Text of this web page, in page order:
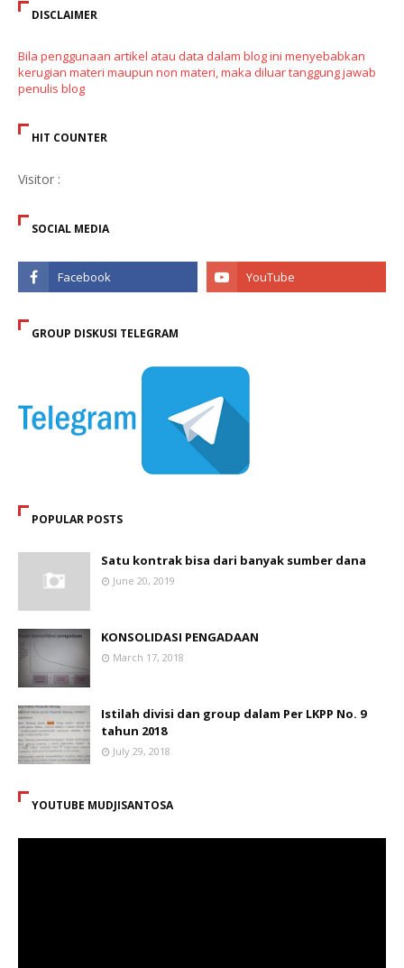
DISCLAIMER
Bila penggunaan artikel atau data dalam blog ini menyebabkan
kerugian materi maupun non materi, maka diluar tanggung jawab
penulis blog
HIT COUNTER
Visitor :
SOCIAL MEDIA
GROUP DISKUSI TELEGRAM
POPULAR POSTS
Satu kontrak bisa dari banyak sumber dana
June 20, 2019
KONSOLIDASI PENGADAAN
March 17, 2018
Istilah divisi dan group dalam Per LKPP No. 9
tahun 2018
July 29, 2018
YOUTUBE MUDJISANTOSA